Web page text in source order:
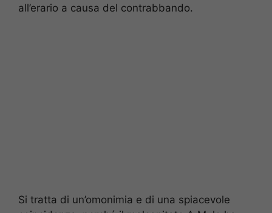
all’erario a causa del contrabbando.
Si tratta di un’omonimia e di una spiacevole